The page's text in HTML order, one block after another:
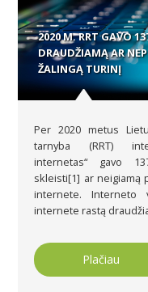
2020 M. RRT GAVO
DRAUDŽIAMĄ AR
ŽALINGĄ TURINĮ
Per 2020 metus
tarnyba (RRT)
internetas“ gavo
skleisti[1] ar neigiamą
internete. Interneto
internete rastą
Plačiau